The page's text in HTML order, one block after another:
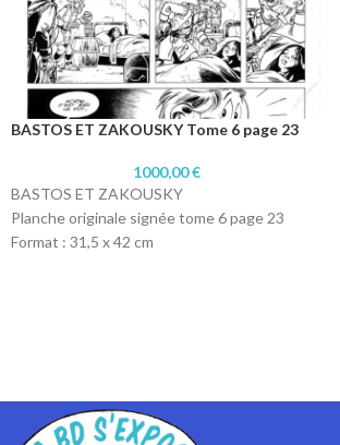
BASTOS ET ZAKOUSKY Tome 6 page 23
1000,00€
BASTOS ET ZAKOUSKY
Planche originale signée tome 6 page 23
Format : 31,5 x 42 cm